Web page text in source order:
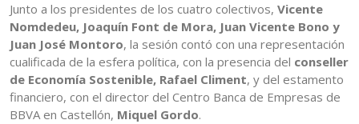
Junto a los presidentes de los cuatro colectivos, Vicente
Nomdedeu, Joaquín Font de Mora, Juan Vicente Bono y
Juan José Montoro, la sesión contó con una representación
cualificada de la esfera política, con la presencia del conseller
de Economía Sostenible, Rafael Climent, y del estamento
financiero, con el director del Centro Banca de Empresas de
BBVA en Castellón, Miquel Gordo.